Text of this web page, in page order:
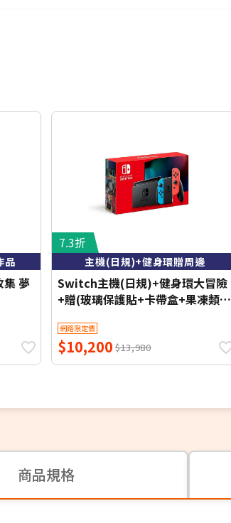
品
夢
7.3折
主機(日規)+健身環贈周邊
Switch主機(日規)+健身環大冒險
+贈(玻璃保護貼+卡帶盒+果凍類比
網路限定價
$10,200 $13,980
商品規格